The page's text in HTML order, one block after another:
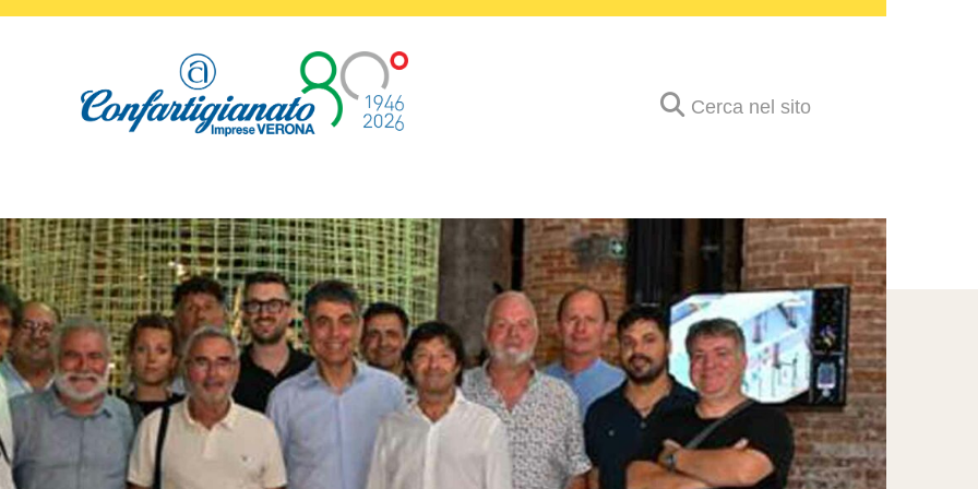
Cerca nel sito